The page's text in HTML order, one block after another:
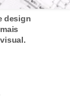
design